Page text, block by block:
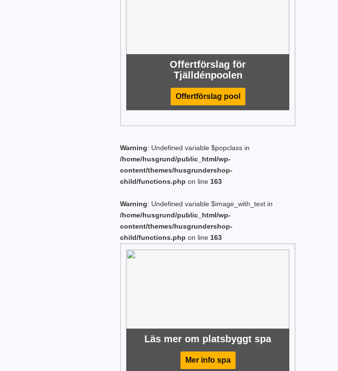
Offertförslag för
Tjälldénpoolen
Offertförslag pool
Warning: Undefined variable $popclass in
/home/husgrund/public_html/wp-
content/themes/husgrundershop-
child/functions.php on line 163
Warning: Undefined variable $image_with_text in
/home/husgrund/public_html/wp-
content/themes/husgrundershop-
child/functions.php on line 163
Läs mer om platsbyggt spa
Mer info spa